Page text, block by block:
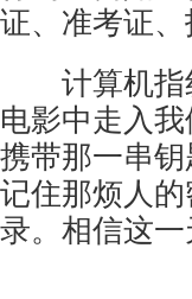
证、准考证、
计算机指纹
电影中走入
携带那一串
记住那烦人
录。相信这